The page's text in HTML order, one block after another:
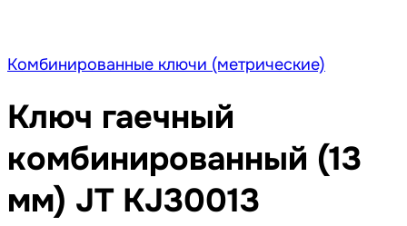
Комбинированные ключи (метрические)
Ключ гаечный
комбинированный (13
мм) JT KJ30013